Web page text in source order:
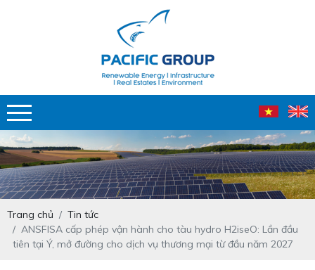
Trang chủ
Tin tức
ANSFISA cấp phép vận hành cho tàu hydro H2iseO: Lần đầu
tiên tại Ý, mở đường cho dịch vụ thương mại từ đầu năm 2027